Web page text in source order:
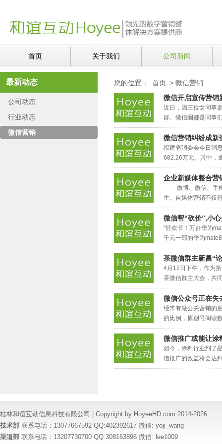
首页 关于我们 公司新闻
您的位置： 首页 > 微信营销
微信开启宣传营销
近日，因三位女同事
群、微信圈都是同事
微信营销纠纷成新
福建省消委会今日消
682.26万元。其中，
企业新媒体整合营
微博、微信、手机
生。自媒体营销不仅
微信帮“砍价”,小
“狂欢节！万台华为
千元一部的华为
茶微信群主新昌“
4月12日下午，作为
茶微信群主大会，共
微信公众号正在失
经常有做公关营销的
的比例，原创号阅读
微信推广或能让涂
如今，涂料行业到了
信推广的效益将会达
最新动态
公司动态
行业动态
微信营销
桂林和谊互动信息科技有限公司 | Copyright by HoyeeHD.com 2014-2026
技术部 联系电话：13077667592 QQ:402392617 微信: yoji_wang
渠道部 联系电话：13207730700 QQ:308163896 微信: lee1009